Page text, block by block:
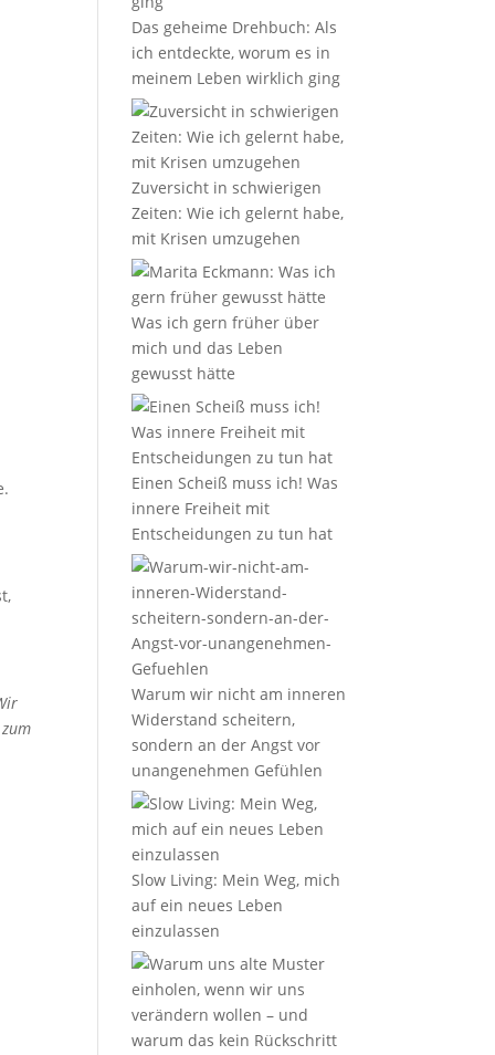
Das geheime Drehbuch: Als
ich entdeckte, worum es in
meinem Leben wirklich ging
Zuversicht in schwierigen
Zeiten: Wie ich gelernt habe,
mit Krisen umzugehen
Was ich gern früher über
mich und das Leben
gewusst hätte
Einen Scheiß muss ich! Was
innere Freiheit mit
Entscheidungen zu tun hat
Warum wir nicht am inneren
Widerstand scheitern,
sondern an der Angst vor
unangenehmen Gefühlen
Slow Living: Mein Weg, mich
auf ein neues Leben
einzulassen